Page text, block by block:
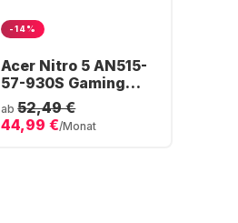
-14%
Acer Nitro 5 AN515-
57-930S Gaming
Notebook - Intel®
Core™ i9-11900H -
16GB - 512GB SSD -
ab 52,49 €
44,99 €/Monat